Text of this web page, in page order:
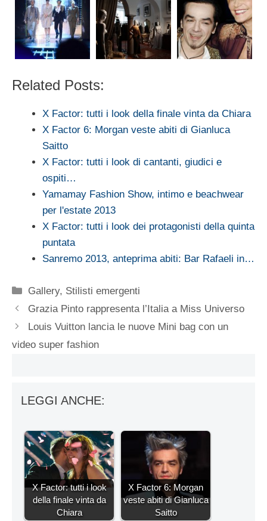
Related Posts:
X Factor: tutti i look della finale vinta da Chiara
X Factor 6: Morgan veste abiti di Gianluca
Saitto
X Factor: tutti i look di cantanti, giudici e
ospiti…
Yamamay Fashion Show, intimo e beachwear
per l'estate 2013
X Factor: tutti i look dei protagonisti della quinta
puntata
Sanremo 2013, anteprima abiti: Bar Rafaeli in…
Categorie
Gallery, Stilisti emergenti
Grazia Pinto rappresenta l’Italia a Miss Universo
Louis Vuitton lancia le nuove Mini bag con un
video super fashion
LEGGI ANCHE:
X Factor: tutti i look
della finale vinta da
Chiara
X Factor 6: Morgan
veste abiti di Gianluca
Saitto